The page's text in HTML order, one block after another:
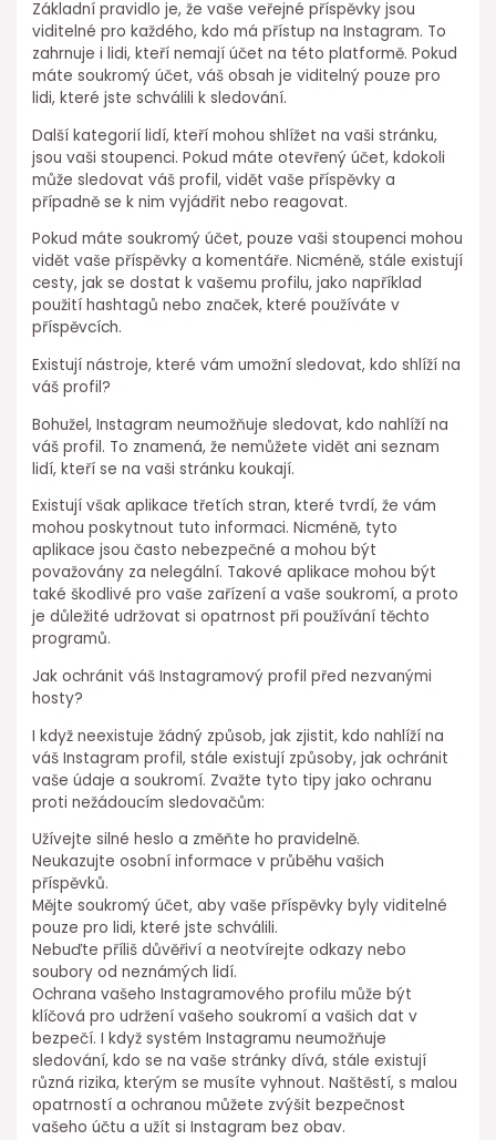
Základní pravidlo je, že vaše veřejné příspěvky jsou
viditelné pro každého, kdo má přístup na Instagram. To
zahrnuje i lidi, kteří nemají účet na této platformě. Pokud
máte soukromý účet, váš obsah je viditelný pouze pro
lidi, které jste schválili k sledování.
Další kategorií lidí, kteří mohou shlížet na vaši stránku,
jsou vaši stoupenci. Pokud máte otevřený účet, kdokoli
může sledovat váš profil, vidět vaše příspěvky a
případně se k nim vyjádřit nebo reagovat.
Pokud máte soukromý účet, pouze vaši stoupenci mohou
vidět vaše příspěvky a komentáře. Nicméně, stále existují
cesty, jak se dostat k vašemu profilu, jako například
použití hashtagů nebo značek, které používáte v
příspěvcích.
Existují nástroje, které vám umožní sledovat, kdo shlíží na
váš profil?
Bohužel, Instagram neumožňuje sledovat, kdo nahlíží na
váš profil. To znamená, že nemůžete vidět ani seznam
lidí, kteří se na vaši stránku koukají.
Existují však aplikace třetích stran, které tvrdí, že vám
mohou poskytnout tuto informaci. Nicméně, tyto
aplikace jsou často nebezpečné a mohou být
považovány za nelegální. Takové aplikace mohou být
také škodlivé pro vaše zařízení a vaše soukromí, a proto
je důležité udržovat si opatrnost při používání těchto
programů.
Jak ochránit váš Instagramový profil před nezvanými
hosty?
I když neexistuje žádný způsob, jak zjistit, kdo nahlíží na
váš Instagram profil, stále existují způsoby, jak ochránit
vaše údaje a soukromí. Zvažte tyto tipy jako ochranu
proti nežádoucím sledovačům:
Užívejte silné heslo a změňte ho pravidelně.
Neukazujte osobní informace v průběhu vašich
příspěvků.
Mějte soukromý účet, aby vaše příspěvky byly viditelné
pouze pro lidi, které jste schválili.
Nebuďte příliš důvěřiví a neotvírejte odkazy nebo
soubory od neznámých lidí.
Ochrana vašeho Instagramového profilu může být
klíčová pro udržení vašeho soukromí a vašich dat v
bezpečí. I když systém Instagramu neumožňuje
sledování, kdo se na vaše stránky dívá, stále existují
různá rizika, kterým se musíte vyhnout. Naštěstí, s malou
opatrností a ochranou můžete zvýšit bezpečnost
vašeho účtu a užít si Instagram bez obav.